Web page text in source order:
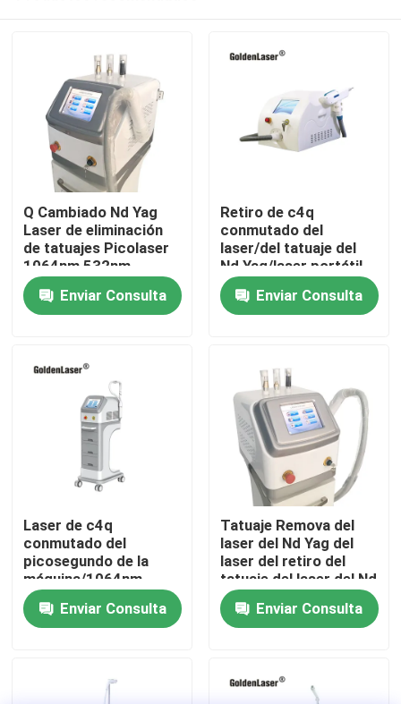
Hogar
Productos
Videos
Sobre nosotros
Viaje de la fábrica
Control de calidad
Éntrenos en contacto con
Pida una cita
Q Cambiado Nd Yag
Laser de eliminación
de tatuajes Picolaser
1064nm 532nm
Enviar Consulta
Retiro de c4q
conmutado del
laser/del tatuaje del
Nd Yag/laser portátil
del Nd Yag del
interruptor de Q
Enviar Consulta
Laser de c4q
conmutado del
picosegundo de la
máquina/1064nm
532nm del retiro del
tatuaje del laser del Nd
Yag
Enviar Consulta
Tatuaje Remova del
laser del Nd Yag del
laser del retiro del
tatuaje del laser del Nd
Yag del interruptor de
Q
Enviar Consulta